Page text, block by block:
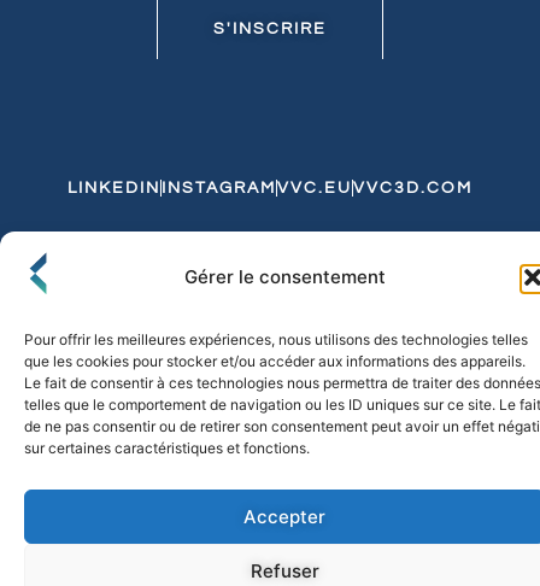
Gérer le consentement
Pour offrir les meilleures expériences, nous utilisons des technologies telles
que les cookies pour stocker et/ou accéder aux informations des appareils.
Le fait de consentir à ces technologies nous permettra de traiter des données
telles que le comportement de navigation ou les ID uniques sur ce site. Le fait
de ne pas consentir ou de retirer son consentement peut avoir un effet
sur certaines caractéristiques et fonctions.
Accepter
Refuser
S'INSCRIRE
LINKEDIN INSTAGRAM VVC.EU VVC3D.COM
Politique de Confidentialité et de CookiesExpédition et Livraison
© 2026 FLO & CO. All Rights Reserved